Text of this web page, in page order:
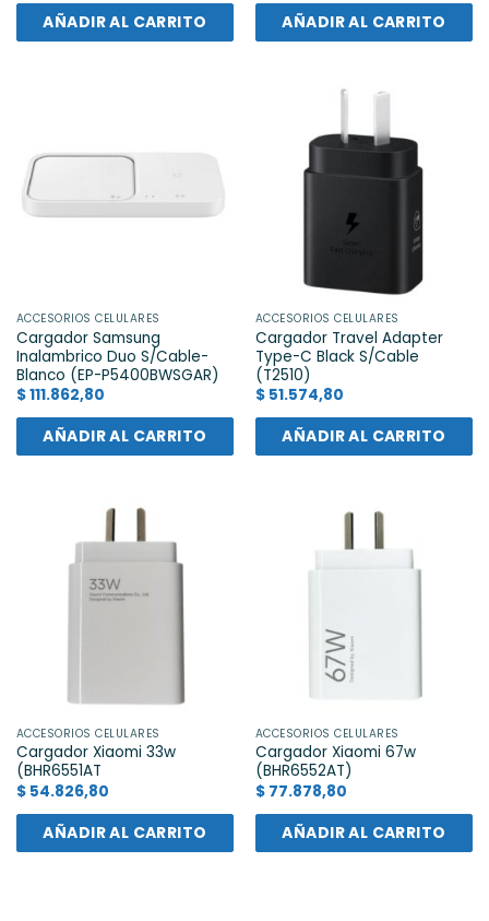
AÑADIR AL CARRITO AÑADIR AL CARRITO
ACCESORIOS CELULARES
Cargador Samsung
Inalambrico Duo S/Cable-
Blanco (EP-P5400BWSGAR)
$111.862,80
AÑADIR AL CARRITO
ACCESORIOS CELULARES
Cargador Travel Adapter
Type-C Black S/Cable
(T2510)
$51.574,80
AÑADIR AL CARRITO
ACCESORIOS CELULARES
Cargador Xiaomi 33w
(BHR6551AT
$54.826,80
AÑADIR AL CARRITO
ACCESORIOS CELULARES
Cargador Xiaomi 67w
(BHR6552AT)
$77.878,80
AÑADIR AL CARRITO